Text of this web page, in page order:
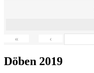
« ‹
Döben 2019